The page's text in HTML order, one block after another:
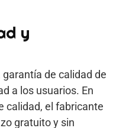
y
de calidad de
a los usuarios. En
calidad, el fabricante
gratuito y sin